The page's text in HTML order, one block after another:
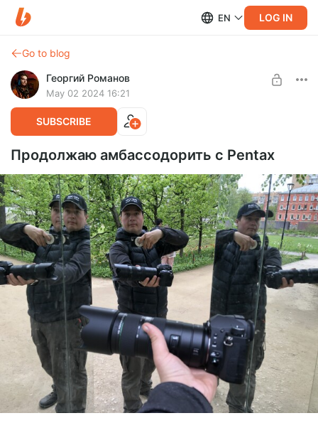
EN LOG IN
Go to blog
Георгий Романов
May 02 2024 16:21
SUBSCRIBE
Продолжаю амбассодорить с Pentax